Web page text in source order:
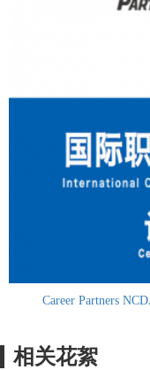
Career Partners
相关花絮